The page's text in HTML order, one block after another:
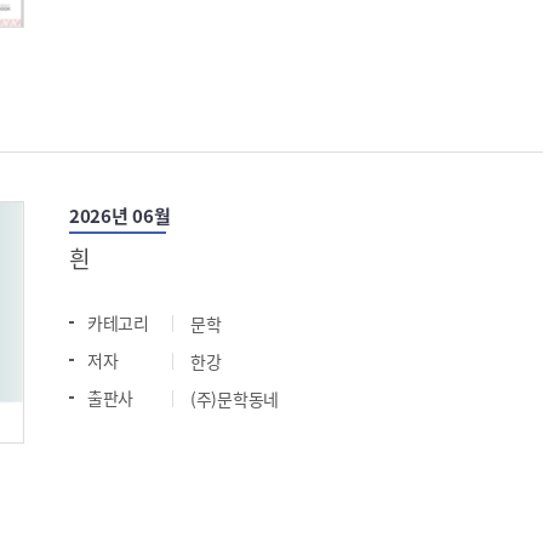
2026년 06월
흰
카테고리
문학
저자
한강
출판사
(주)문학동네